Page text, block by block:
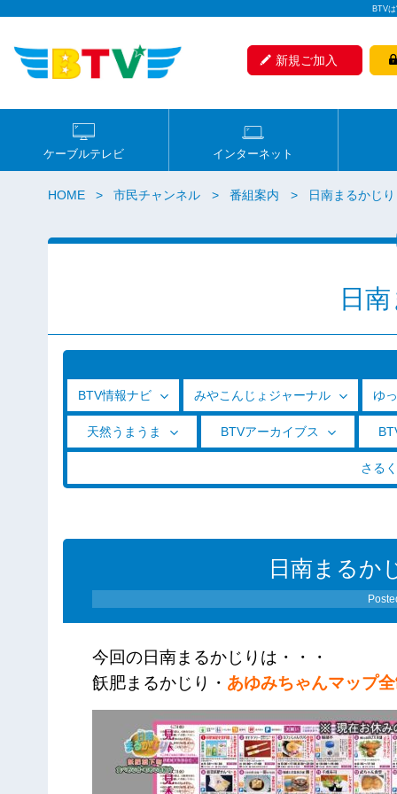
BTV
新規ご加入
ケーブルテレビ インターネット
HOME 市民チャンネル 番組案内 日南まるかじり
日
BTV情報ナビ みやこんじょジャーナル ゆ
天然うまうま BTVアーカイブス
さる
日南まるか
今回の日南まるかじりは・・・
飫肥まるかじり・ あゆみちゃんマップ